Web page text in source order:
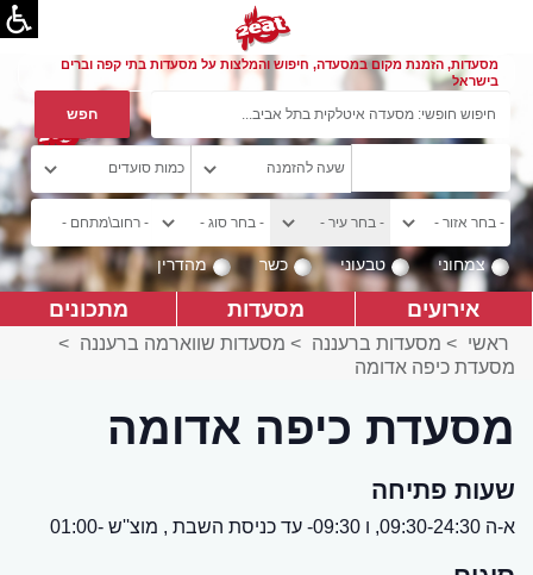
מסעדות, הזמנת מקום במסעדה, חיפוש והמלצות על מסעדות בתי קפה וברים
בישראל
צמחוני טבעוני כשר מהדרין
אירועים מסעדות מתכונים
ראשי > מסעדות ברעננה > מסעדות שווארמה ברעננה >
מסעדת כיפה אדומה
מסעדת כיפה אדומה
שעות פתיחה
א-ה 09:30-24:30, ו 09:30- עד כניסת השבת , מוצ''ש -01:00